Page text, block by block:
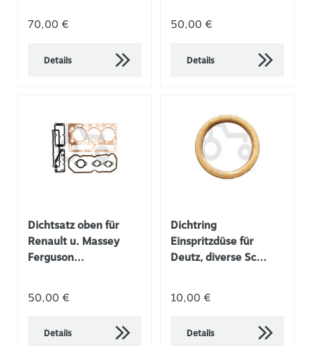
70,00 €
Details
50,00 €
Details
Dichtsatz oben für
Renault u. Massey
Ferguson...
50,00 €
Details
Dichtring
Einspritzdüse für
Deutz, diverse Sc...
10,00 €
Details